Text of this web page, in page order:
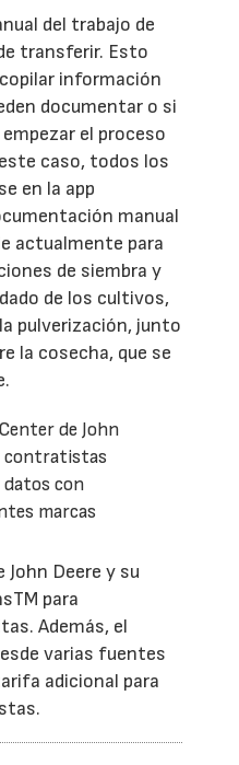
del trabajo de
transferir. Esto
información
documentar o si
el proceso
caso, todos los
en la app
manual
actualmente para
de siembra y
de los cultivos,
pulverización, junto
la cosecha, que se
de John
contratistas
con
marcas
John Deere y su
para
Además, el
varias fuentes
adicional para